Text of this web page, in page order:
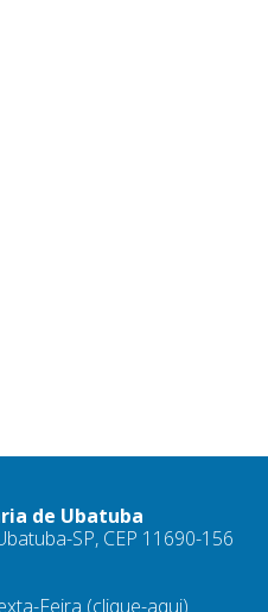
de Ubatuba
SP, CEP 11690-156
Feira (clique-aqui)